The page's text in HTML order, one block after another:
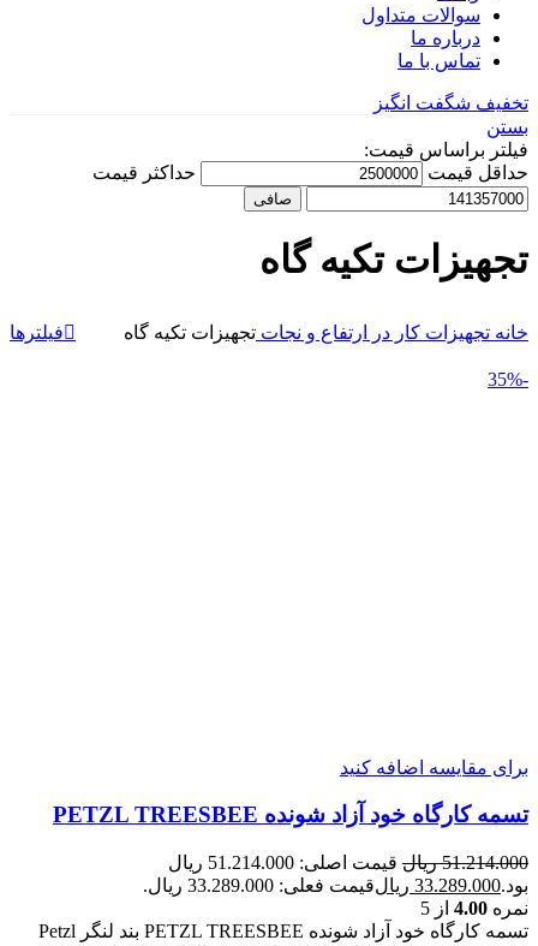
سوالات متداول
درباره ما
تماس با ما
تخفیف شگفت انگیز
بستن
فیلتر براساس قیمت:
حداقل قیمت
حداكثر قيمت
صافی
تجهیزات تکیه گاه
خانه تجهیزات کار در ارتفاع و نجات تجهیزات تکیه گاه فیلترها
-35%
برای مقایسه اضافه کنید
تسمه کارگاه خود آزاد شونده PETZL TREESBEE
51.214.000 ریال
قیمت اصلی: 51.214.000 ریال
بود.33.289.000 ریالقیمت فعلی: 33.289.000 ریال.
نمره 4.00 از 5
تسمه کارگاه خود آزاد شونده PETZL TREESBEE بند لنگر Petzl